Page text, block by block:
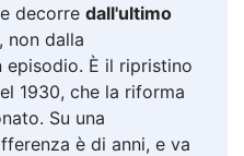
decorre dall'ultimo
, non dalla
episodio. È il ripristino
1930, che la riforma
Su una
è di anni, e va